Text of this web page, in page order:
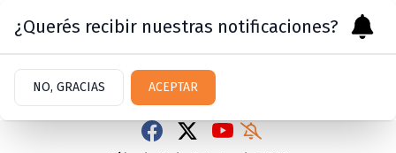
¿Querés recibir nuestras notificaciones?
NO, GRACIAS ACEPTAR